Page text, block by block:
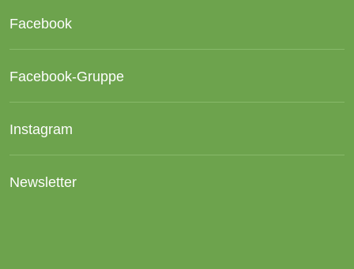
Facebook
Facebook-Gruppe
Instagram
Newsletter